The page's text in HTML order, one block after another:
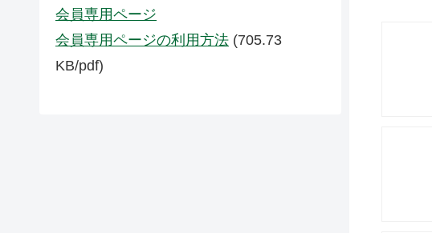
会員専用ページ
会員専用ページの利用方法 (705.73
KB/pdf)